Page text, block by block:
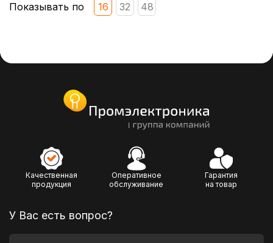
Показывать по 16 32 48
Качественная
продукция
Оперативное
обслуживание
Гарантия
на товар
У Вас есть вопрос?